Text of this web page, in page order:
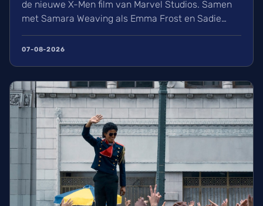
de nieuwe X-Men film van Marvel Studios. Samen
met Samara Weaving als Emma Frost en Sadie
mutantenteam stilaan vorm. Wij kijken uit naar
Doomsday.
07-08-2026